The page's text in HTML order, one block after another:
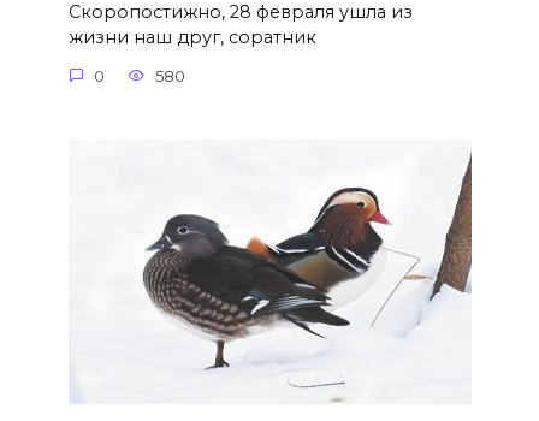
Скоропостижно, 28 февраля ушла из
жизни наш друг, соратник
0 580